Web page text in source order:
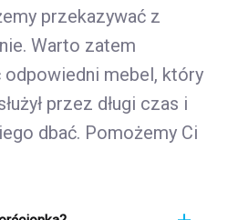
przekazywać z
Warto zatem
odpowiedni mebel, który
przez długi czas i
dbać. Pomożemy Ci